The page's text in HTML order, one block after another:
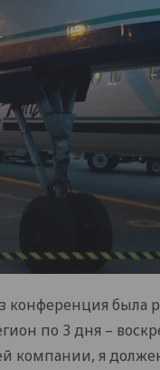
конференция была
по 3 дня –
компании, я